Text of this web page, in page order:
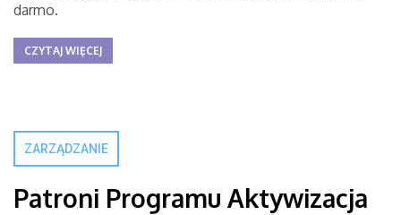
darmo.
CZYTAJ WIĘCEJ
ZARZĄDZANIE
Patroni Programu Aktywizacja